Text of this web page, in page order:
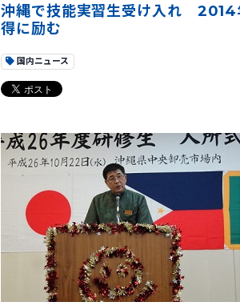
沖縄で技能実習生受け入れ
得に励む
国内ニュース